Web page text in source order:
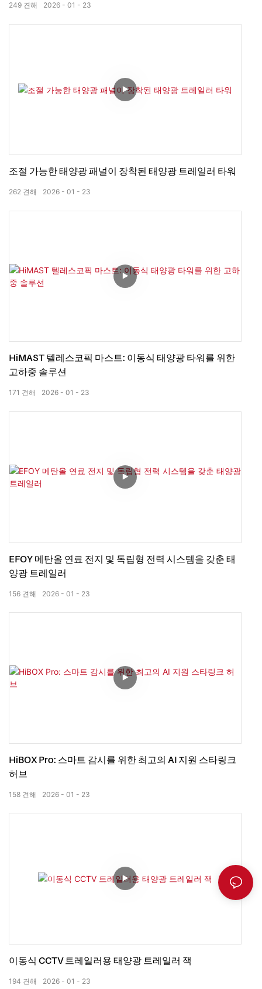
2026 01 23
249 견해
조절 가능한 태양광 패널이 장착된 태양광 트레일러 타워
2026 01 23
262 견해
HiMAST 텔레스코픽 마스트: 이동식 태양광 타워를 위한
고하중 솔루션
2026 01 23
171 견해
EFOY 메탄올 연료 전지 및 독립형 전력 시스템을 갖춘 태
양광 트레일러
2026 01 23
156 견해
HiBOX Pro: 스마트 감시를 위한 최고의 AI 지원 스타링크
허브
2026 01 23
158 견해
이동식 CCTV 트레일러용 태양광 트레일러 잭
2026 01 23
194 견해